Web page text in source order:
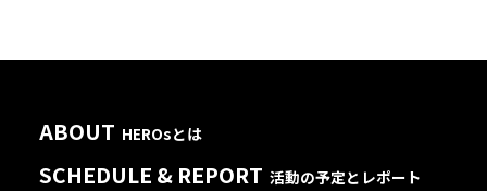
ABOUT HEROsとは
SCHEDULE & REPORT 活動の予定とレポート